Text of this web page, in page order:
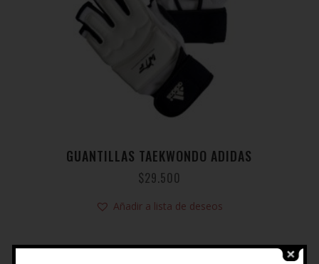
GUANTILLAS TAEKWONDO ADIDAS
$29.500
Añadir a lista de deseos